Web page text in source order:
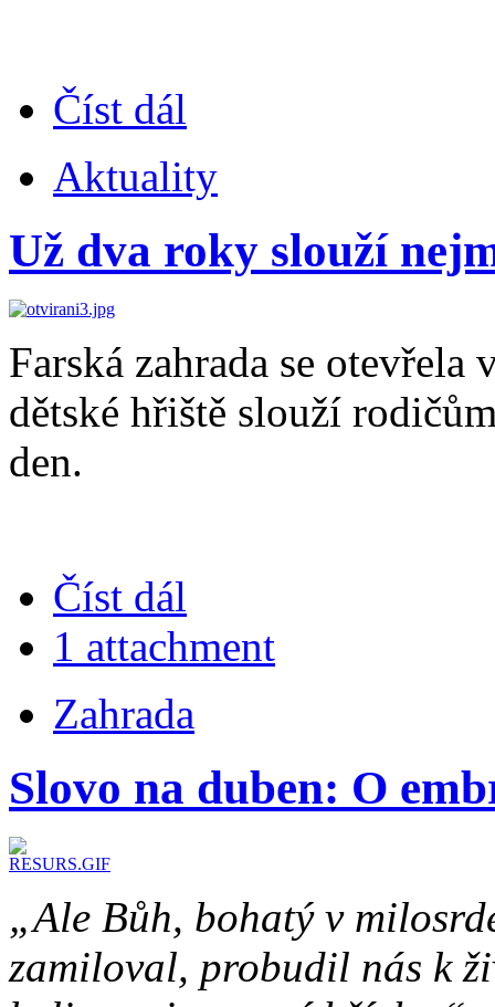
Číst dál
Aktuality
Už dva roky slouží
Farská zahrada se
dětské hřiště slouží
den.
Číst dál
1 attachment
Zahrada
Slovo na duben: O
„Ale Bůh, bohatý v
zamiloval, probudil nás k